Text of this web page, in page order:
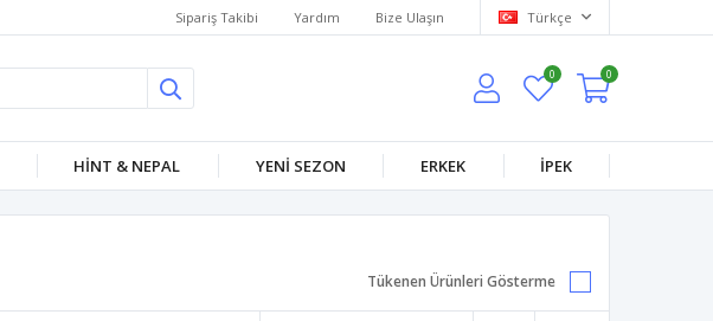
Sipariş Takibi Yardım Bize Ulaşın Türkçe
0 0
HİNT & NEPAL YENİ SEZON ERKEK İPEK
Tükenen Ürünleri Gösterme